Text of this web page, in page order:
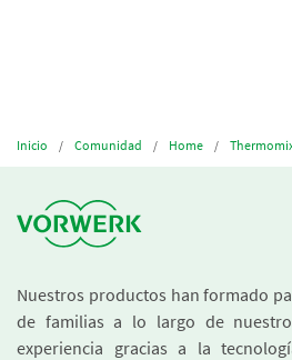
Inicio Comunidad Home
Nuestros productos han formado
de familias a lo largo de
experiencia gracias a la